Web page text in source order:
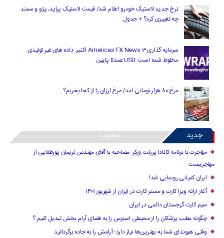
نرخ جدید لاستیک خودرو اعلام شد/ قیمت لاستیک پراید، پژو و سمند
چه تغییری کرد؟ + جدول
سرمایه گذاری Americas FX News 3 اکتبر: داده های غیر تولیدی
مخلوط شده است. USD عمدتا پایین.
مرغ ۸۰ هزار تومانی آمد/ مرغ ارزان را از کجا بخریم؟
جدید محبوب
مهاجرت با برنامه کانادا پرزنت ورکر: مصاحبه با آقای مهندس نریمان پورطلایی از
مهاجریست
ایران کمپانی رونمایی شد!
آغاز ارائه ویزا کارت و مستر کارت در ایران از شهریور ۱۴۰۱
سیم کارت گرجستان دائمی در ایران
چگونه مطب پزشکان را از محیطی استرس زا به فضای آرام بخش تبدیل کنیم ؟
وقتی هیوندای شما به بهترین‌ها نیاز دارد؛ آرامش را به جاده برگردانید